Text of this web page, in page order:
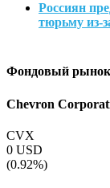
Россиян
тюрьму из-
Фондовый рынок
Chevron
CVX
0 USD
(0.92%)